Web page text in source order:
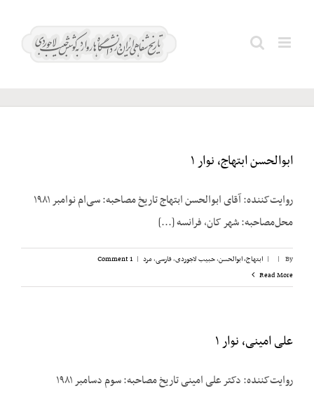
انحصارات
ابوالحسن ابتهاج، نوار ۱
روایت‌کننده: آقای ابوالحسن ابتهاج تاریخ مصاحبه: سی‌ام نوامبر ۱۹۸۱
محل‌مصاحبه: شهر کان، فرانسه [...]
By
|
| ابتهاج، ابوالحسن,حبیب لاجوردی,فارسی,مرد |
1 Comment
Read More
علی امینی، نوار ۱
روایت‌کننده: دکتر علی امینی تاریخ مصاحبه: سوم دسامبر ۱۹۸۱